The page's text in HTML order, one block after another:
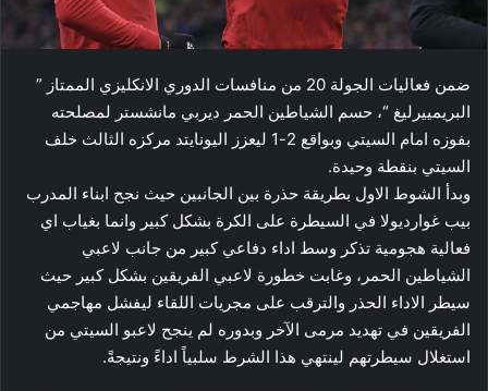
ضمن فعاليات الجولة 20 من منافسات الدوري الانكليزي الممتاز ”
البريمييرليغ “، حسم الشياطين الحمر ​ديربي مانشستر​ لمصلحته
بفوزه امام السيتي وبواقع 2-1 ليعزز اليونايتد مركزه الثالث خلف
السيتي بنقطة وحيدة.
وبدأ الشوط الاول بطريقة حذرة بين الجانبين حيث نجح ابناء المدرب
بيب غوارديولا في السيطرة على الكرة بشكل كبير وانما بغياب اي
فعالية هجومية تذكر وسط اداء دفاعي كبير من جانب لاعبي
الشياطين الحمر، وغابت خطورة لاعبي الفريقين بشكل كبير حيث
سيطر الاداء الحذر والترقب على مجريات اللقاء ليفشل مهاجمي
الفريقين في تهديد مرمى الآخر وبدوره لم ينجح لاعبو السيتي من
استغلال سيطرتهم لينتهي هذا الشرط سلبياً اداءً ونتيجةً.